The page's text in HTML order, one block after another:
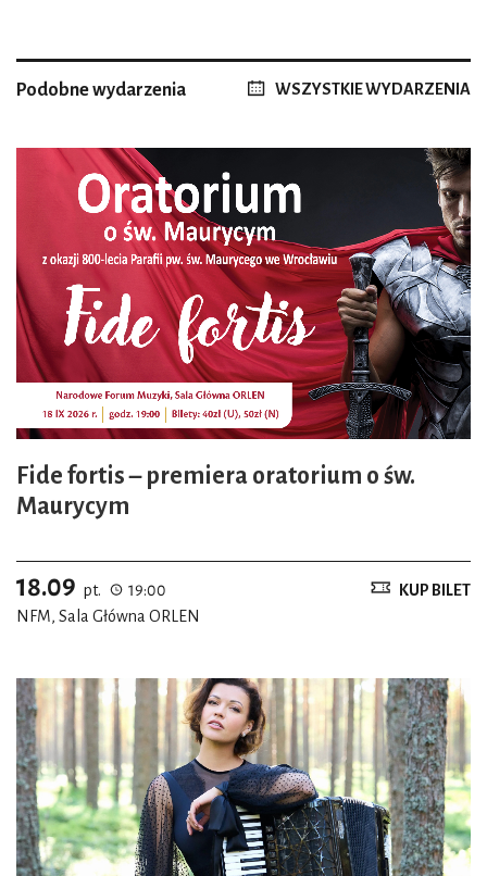
Podobne wydarzenia WSZYSTKIE WYDARZENIA
Fide fortis – premiera oratorium o św.
Maurycym
18.09 pt.
19:00
NFM, Sala Główna ORLEN
KUP BILET